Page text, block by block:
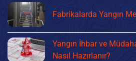
Fabrikalarda Yangın
Yangın İhbar ve
Nasıl Hazırlanır?